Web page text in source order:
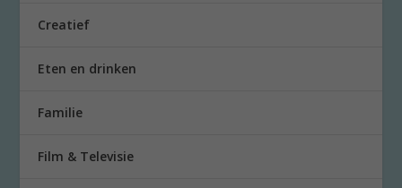
Creatief
Eten en drinken
Familie
Film & Televisie